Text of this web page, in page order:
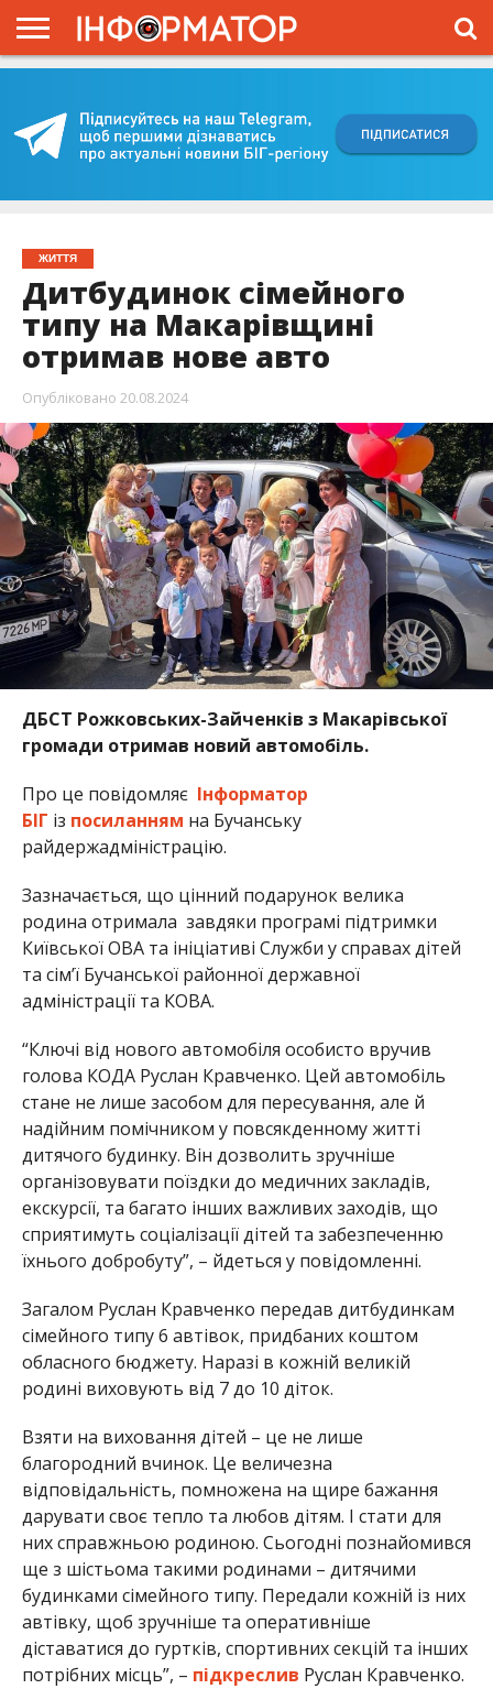
ПРОЄКТ
ЖИТТЯ
Дитбудинок сімейного
типу на Макарівщині
отримав нове авто
Опубліковано 20.08.2024
ДБСТ Рожковських-Зайченків з Макарівської
громади отримав новий автомобіль.
Про це повідомляє Інформатор
БІГ із посиланням на Бучанську
райдержадміністрацію.
Зазначається, що цінний подарунок велика
родина отримала завдяки програмі підтримки
Київської ОВА та ініціативі Служби у справах дітей
та сім’ї Бучанської районної державної
адміністрації та КОВА.
“Ключі від нового автомобіля особисто вручив
голова КОДА Руслан Кравченко. Цей автомобіль
стане не лише засобом для пересування, але й
надійним помічником у повсякденному житті
дитячого будинку. Він дозволить зручніше
організовувати поїздки до медичних закладів,
екскурсії, та багато інших важливих заходів, що
сприятимуть соціалізації дітей та забезпеченню
їхнього добробуту”, – йдеться у повідомленні.
Загалом Руслан Кравченко передав дитбудинкам
сімейного типу 6 автівок, придбаних коштом
обласного бюджету. Наразі в кожній великій
родині виховують від 7 до 10 діток.
Взяти на виховання дітей – це не лише
благородний вчинок. Це величезна
відповідальність, помножена на щире бажання
дарувати своє тепло та любов дітям. І стати для
них справжньою родиною. Сьогодні познайомився
ще з шістьома такими родинами – дитячими
будинками сімейного типу. Передали кожній із них
автівку, щоб зручніше та оперативніше
діставатися до гуртків, спортивних секцій та інших
потрібних місць”, – підкреслив Руслан Кравченко.